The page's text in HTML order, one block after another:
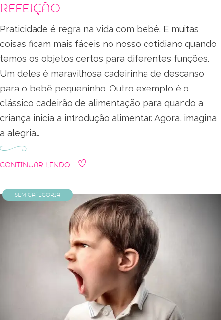
refeição
Praticidade é regra na vida com bebê. E muitas
coisas ficam mais fáceis no nosso cotidiano quando
temos os objetos certos para diferentes funções.
Um deles é maravilhosa cadeirinha de descanso
para o bebê pequeninho. Outro exemplo é o
clássico cadeirão de alimentação para quando a
criança inicia a introdução alimentar. Agora, imagina
a alegria…
Continuar Lendo
Sem categoria